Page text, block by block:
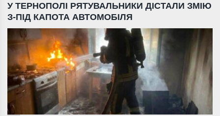
У ТЕРНОПОЛІ РЯТУВАЛЬНИКИ ДІСТАЛИ ЗМІЮ
З-ПІД КАПОТА АВТОМОБІЛЯ